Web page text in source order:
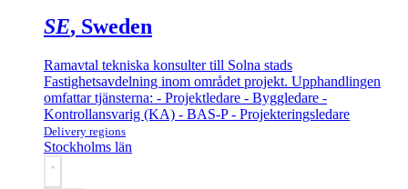
SE, Sweden
Ramavtal tekniska konsulter till Solna stads
Fastighetsavdelning inom området projekt. Upphandlingen
omfattar tjänsterna: - Projektledare - Byggledare -
Kontrollansvarig (KA) - BAS-P - Projekteringsledare
Delivery regions
Stockholms län